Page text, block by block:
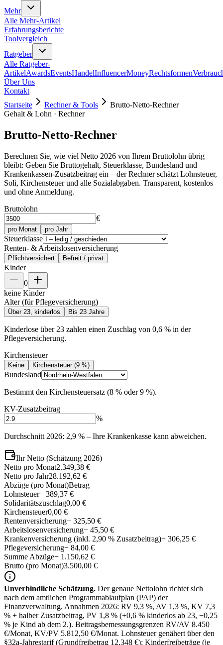
Mehr
Alle Mehr-Artikel
Erfahrungsberichte
Toolvergleich
Ratgeber
Alle Ratgeber-
ArtikelAwardsEventsHandelInfluencerMoneyRechtsformen
Über Uns
Kontakt
Startseite
Rechner & Tools
Brutto-Netto-Rechner
Gehalt & Lohn · Rechner
Brutto-Netto-Rechner
Berechnen Sie, wie viel Netto 2026 von Ihrem Bruttolohn übrig
bleibt: Geben Sie Bruttogehalt, Steuerklasse, Bundesland und
Krankenkassen-Zusatzbeitrag ein – der Rechner schätzt Lohnsteuer,
Soli, Kirchensteuer und alle Sozialabgaben. Transparent, kostenlos
und ohne Anmeldung.
Bruttolohn
€
pro Monat pro Jahr
Steuerklasse
Renten- & Arbeitslosenversicherung
Pflichtversichert Befreit / privat
Kinder
0
keine Kinder
Alter (für Pflegeversicherung)
Über 23, kinderlos Bis 23 Jahre
Kinderlose über 23 zahlen einen Zuschlag von 0,6 % in der
Pflegeversicherung.
Kirchensteuer
Keine Kirchensteuer (9 %)
Bundesland
Bestimmt den Kirchensteuersatz (8 % oder 9 %).
KV-Zusatzbeitrag
%
Durchschnitt 2026: 2,9 % – Ihre Krankenkasse kann abweichen.
Ihr Netto (Schätzung 2026)
Netto pro Monat2.349,38 €
Netto pro Jahr28.192,62 €
Abzüge (pro Monat)Betrag
Lohnsteuer− 389,37 €
Solidaritätszuschlag0,00 €
Kirchensteuer0,00 €
Rentenversicherung− 325,50 €
Arbeitslosenversicherung− 45,50 €
Krankenversicherung (inkl. 2,90 % Zusatzbeitrag)− 306,25 €
Pflegeversicherung− 84,00 €
Summe Abzüge− 1.150,62 €
Brutto (pro Monat)3.500,00 €
Unverbindliche Schätzung. Der genaue Nettolohn richtet sich
nach dem amtlichen Programmablaufplan (PAP) der
Finanzverwaltung. Annahmen 2026: RV 9,3 %, AV 1,3 %, KV 7,3
% + halber Zusatzbeitrag, PV 1,8 % (+0,6 % kinderlos ab 23, −0,25
% je Kind ab dem 2.). Beitragsbemessungsgrenzen RV/AV 8.450
€/Monat, KV/PV 5.812,50 €/Monat. Lohnsteuer genähert über den
§32a-Jahrestarif (Grundfreibetrag 12.348 €); Kinderfreibeträge (je